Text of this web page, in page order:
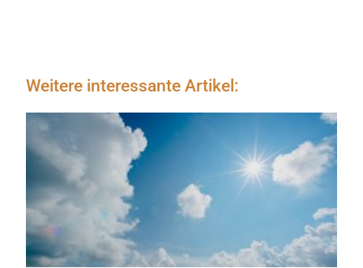
Weitere interessante Artikel: